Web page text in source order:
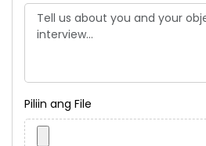
Piliin ang File